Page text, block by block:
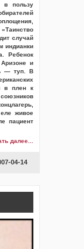
в пользу
случай
индианки
Ребенок
и
— туп. В
в плен к
живое
пациент
далее...
04-14